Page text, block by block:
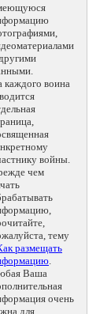
каждого воина
войны.
чем
тему
размещать
.
Ваша
очень
для